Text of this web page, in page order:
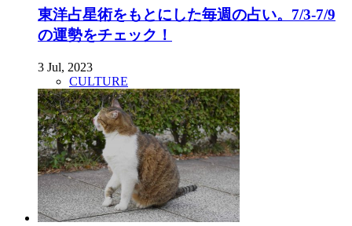
東洋占星術をもとにした毎週の占い。7/3-7/9
の運勢をチェック！
3 Jul, 2023
CULTURE